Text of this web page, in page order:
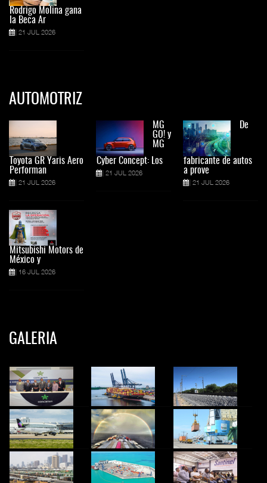
Rodrigo Molina gana
la Beca Ar
21 JUL 2026
AUTOMOTRIZ
Toyota GR Yaris Aero
Performan
21 JUL 2026
Mitsubishi Motors de
México y
16 JUL 2026
MG
GO! y
MG
Cyber Concept: Los
21 JUL 2026
De
fabricante de autos
a prove
21 JUL 2026
GALERIA